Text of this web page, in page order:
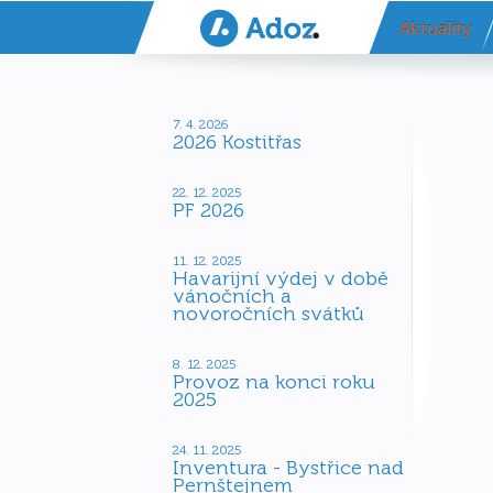
Aktuality
7. 4. 2026
2026 Kostitřas
22. 12. 2025
PF 2026
11. 12. 2025
Havarijní výdej v době
vánočních a
novoročních svátků
8. 12. 2025
Provoz na konci roku
2025
24. 11. 2025
Inventura - Bystřice nad
Pernštejnem